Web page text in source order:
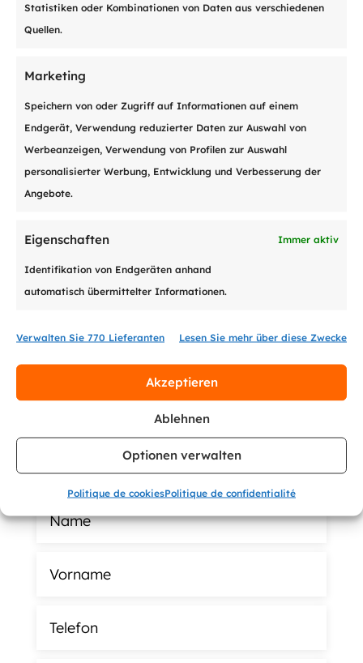
Statistiken oder Kombinationen von Daten aus verschiedenen
Quellen.
Marketing
Speichern von oder Zugriff auf Informationen auf einem
Endgerät, Verwendung reduzierter Daten zur Auswahl von
Werbeanzeigen, Verwendung von Profilen zur Auswahl
personalisierter Werbung, Entwicklung und Verbesserung der
Angebote.
Eigenschaften Immer aktiv
Identifikation von Endgeräten anhand
automatisch übermittelter Informationen.
Verwalten Sie 770 Lieferanten Lesen Sie mehr über diese Zwecke
Akzeptieren
Ablehnen
Optionen verwalten
Politique de cookiesPolitique de confidentialité
Rechnungen direkt auf
unserem Online-Portal.
Einloggen
WENDEN SIE SICH AN EINEN UNSERER
Kontakt